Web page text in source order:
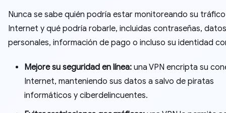
Nunca se sabe quién podría estar monitoreando su
Internet y qué podría robarle, incluidas contraseñas, datos
personales, información de pago o incluso su identidad
Mejore su seguridad en línea: una VPN encripta su
Internet, manteniendo sus datos a salvo de piratas
informáticos y ciberdelincuentes.